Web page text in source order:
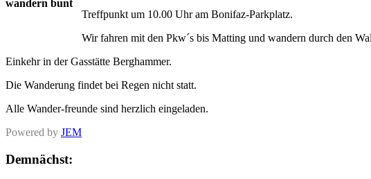
Treffpunkt um 10.00 Uhr am Bonifaz-Parkplatz.
Wir fahren mit den Pkw´s bis Matting und wandern durch den
Einkehr in der Gasstätte Berghammer.
Die Wanderung findet bei Regen nicht statt.
Alle Wander-freunde sind herzlich eingeladen.
Powered by JEM
Demnächst: